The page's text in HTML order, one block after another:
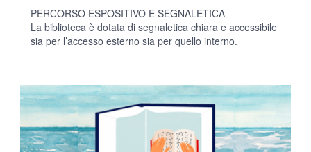
PERCORSO ESPOSITIVO E SEGNALETICA
La biblioteca è dotata di segnaletica chiara e accessibile
sia per l’accesso esterno sia per quello interno.